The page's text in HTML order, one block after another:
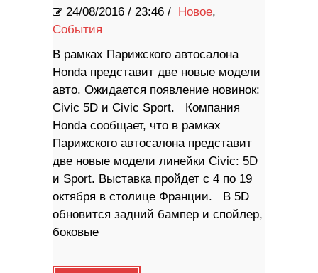
24/08/2016 / 23:46 / Новое,
События
В рамках Парижского автосалона
Honda представит две новые модели
авто. Ожидается появление новинок:
Civic 5D и Civiс Sport. Компания
Honda сообщает, что в рамках
Парижского автосалона представит
две новые модели линейки Civic: 5D
и Sport. Выставка пройдет с 4 по 19
октября в столице Франции. В 5D
обновится задний бампер и спойлер,
боковые